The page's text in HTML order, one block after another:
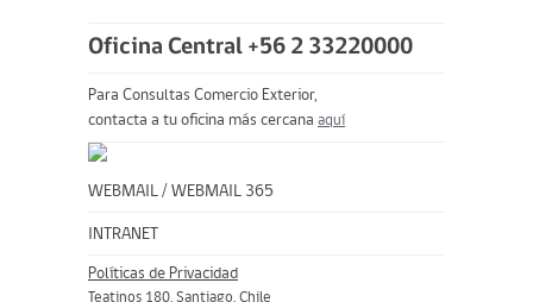
Oficina Central +56 2 33220000
Para Consultas Comercio Exterior,
contacta a tu oficina más cercana aquí
WEBMAIL / WEBMAIL 365
INTRANET
Políticas de Privacidad
Teatinos 180, Santiago, Chile